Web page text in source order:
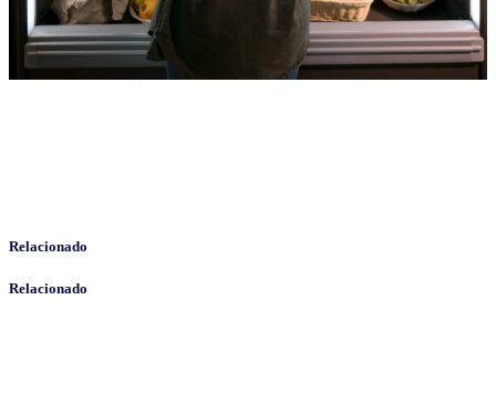
Relacionado
Relacionado